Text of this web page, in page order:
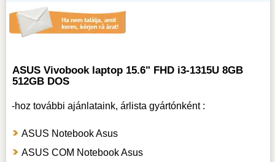
ASUS Vivobook laptop 15.6" FHD i3-1315U 8GB
512GB DOS
-hoz további ajánlataink, árlista gyártónként :
ASUS Notebook Asus
ASUS COM Notebook Asus